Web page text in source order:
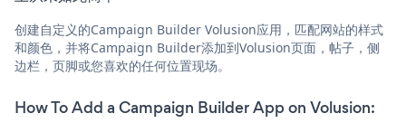
创建自定义的Campaign Builder Volusion应用，匹配网站的样式
和颜色，并将Campaign Builder添加到Volusion页面，帖子，侧
边栏，页脚或您喜欢的任何位置现场。
How To Add a Campaign Builder App on Volusion: